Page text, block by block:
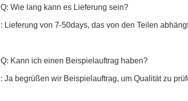
Q: Wie lang kann es Lieferung sein?
: Lieferung von 7-50days, das von den Teilen
Q: Kann ich einen Beispielauftrag haben?
: Ja begrüßen wir Beispielauftrag, um Qualität zu